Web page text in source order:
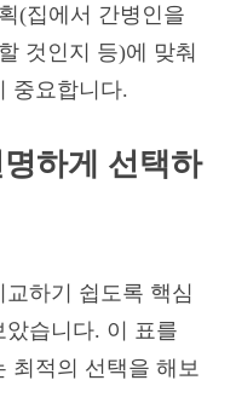
(집에서 간병인을
것인지 등)에 맞춰
중요합니다.
하게 선택하
하기 쉽도록 핵심
습니다. 이 표를
최적의 선택을 해보